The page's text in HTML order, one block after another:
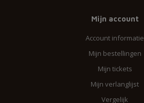
Mijn account
Account informatie
Mijn bestellingen
Mijn tickets
Mijn verlanglijst
Vergelijk